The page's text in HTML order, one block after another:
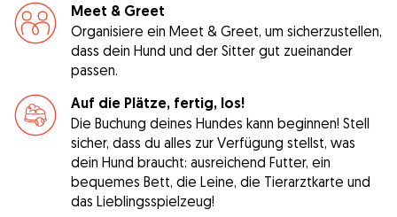
Meet & Greet
Organisiere ein Meet & Greet, um sicherzustellen,
dass dein Hund und der Sitter gut zueinander
passen.
Auf die Plätze, fertig, los!
Die Buchung deines Hundes kann beginnen! Stell
sicher, dass du alles zur Verfügung stellst, was
dein Hund braucht: ausreichend Futter, ein
bequemes Bett, die Leine, die Tierarztkarte und
das Lieblingsspielzeug!